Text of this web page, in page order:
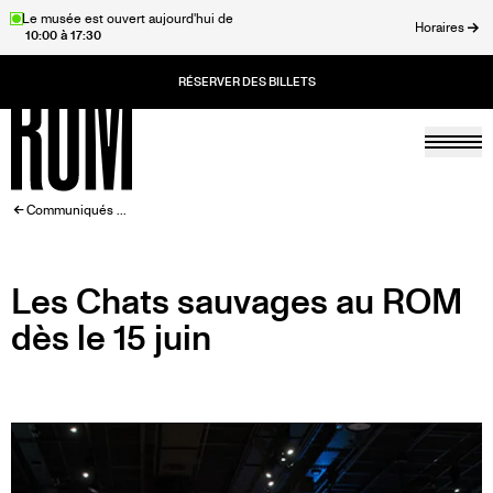
AllerLe musée est ouvert aujourd'hui de
10:00 à 17:30
Horaires
Accueil
FIL
D'ARIANE
Communiqués ...
Les Chats sauvages au ROM
dès le 15 juin